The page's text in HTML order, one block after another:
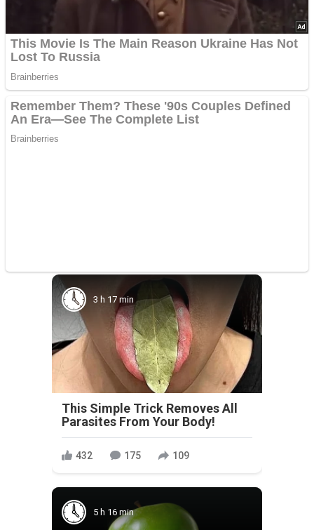
3 h 17 min
This Simple Trick Removes All
Parasites From Your Body!
432 175 109
5 h 16 min